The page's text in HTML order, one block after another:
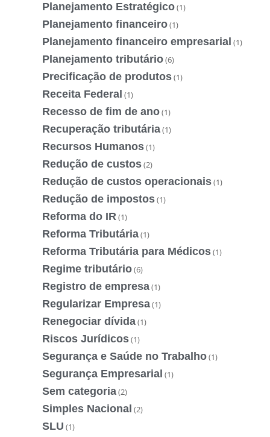
Planejamento Estratégico(1)
Planejamento financeiro(1)
Planejamento financeiro empresarial (1)
Planejamento tributário(6)
Precificação de produtos(1)
Receita Federal (1)
Recesso de fim de ano(1)
Recuperação tributária(1)
Recursos Humanos(1)
Redução de custos(2)
Redução de custos operacionais(1)
Redução de impostos(1)
Reforma do IR(1)
Reforma Tributária(1)
Reforma Tributária para Médicos(1)
Regime tributário(6)
Registro de empresa(1)
Regularizar Empresa(1)
Renegociar dívida(1)
Riscos Jurídicos(1)
Segurança e Saúde no Trabalho(1)
Segurança Empresarial (1)
Sem categoria(2)
Simples Nacional (2)
SLU (1)